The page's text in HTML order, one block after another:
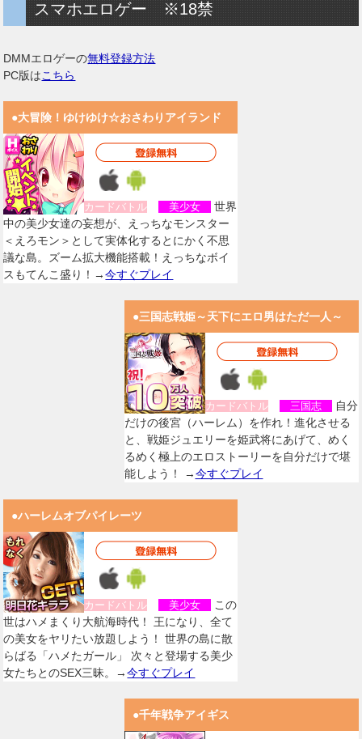
スマホエロゲー ※18禁
DMMエロゲーの無料登録方法
PC版はこちら
●大冒険！ゆけゆけ☆おさわりアイランド
カードバトル 美少女
世界
中の美少女達の妄想が、えっちなモンスター
＜えろモン＞として実体化するとにかく不思
議な島。ズーム拡大機能搭載！えっちなボイ
スもてんこ盛り！→今すぐプレイ
●三国志戦姫～天下にエロ男はただ一人～
カードバトル 三国志
自分
だけの後宮（ハーレム）を作れ！進化させる
と、戦姫ジュエリーを姫武将にあげて、めく
るめく極上のエロストーリーを自分だけで堪
能しよう！ →今すぐプレイ
●ハーレムオブパイレーツ
カードバトル 美少女
この
世はハメまくり大航海時代！ 王になり、全て
の美女をヤリたい放題しよう！ 世界の島に散
らばる「ハメたガール」 次々と登場する美少
女たちとのSEX三昧。→今すぐプレイ
●千年戦争アイギス